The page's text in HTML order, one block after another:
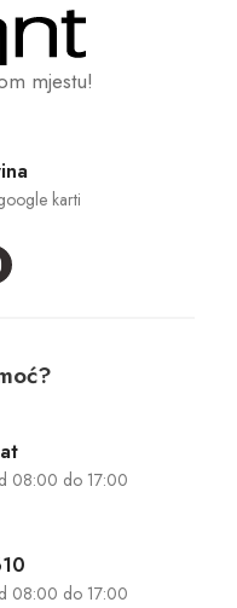
mjestu!
karti
08:00 do 17:00
08:00 do 17:00